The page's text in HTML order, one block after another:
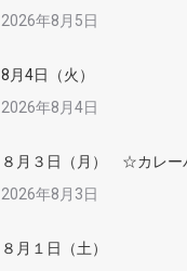
2026年8月5日
8月4日（火）
2026年8月4日
８月３日（月） ☆カレー
2026年8月3日
８月１日（土）